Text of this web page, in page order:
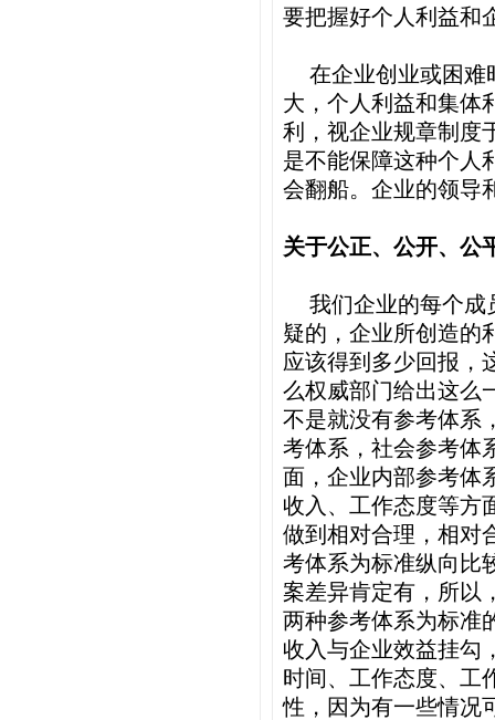
要把握好个人利益和
在企业创业或困难
大，个人利益和集体
利，视企业规章制度
是不能保障这种个人
会翻船。企业的领导
关于公正、公开、公
我们企业的每个成
疑的，企业所创造的
应该得到多少回报，
么权威部门给出这么
不是就没有参考体系
考体系，社会参考体
面，企业内部参考体
收入、工作态度等方
做到相对合理，相对
考体系为标准纵向比
案差异肯定有，所以
两种参考体系为标准
收入与企业效益挂勾
时间、工作态度、工
性，因为有一些情况